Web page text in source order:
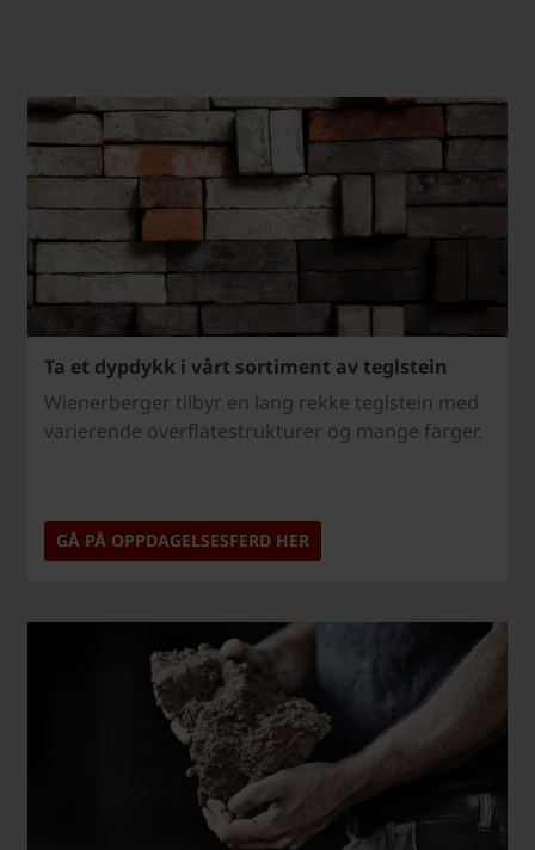
Ta et dypdykk i vårt sortiment av teglstein
Wienerberger tilbyr en lang rekke teglstein med
varierende overflatestrukturer og mange farger.
GÅ PÅ OPPDAGELSESFERD HER